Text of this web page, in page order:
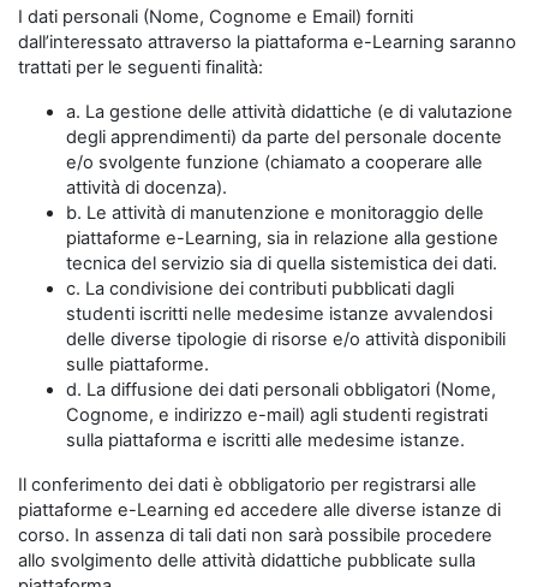
I dati personali (Nome, Cognome e Email) forniti
dall’interessato attraverso la piattaforma e-Learning saranno
trattati per le seguenti finalità:
a. La gestione delle attività didattiche (e di valutazione
degli apprendimenti) da parte del personale docente
e/o svolgente funzione (chiamato a cooperare alle
attività di docenza).
b. Le attività di manutenzione e monitoraggio delle
piattaforme e-Learning, sia in relazione alla gestione
tecnica del servizio sia di quella sistemistica dei dati.
c. La condivisione dei contributi pubblicati dagli
studenti iscritti nelle medesime istanze avvalendosi
delle diverse tipologie di risorse e/o attività disponibili
sulle piattaforme.
d. La diffusione dei dati personali obbligatori (Nome,
Cognome, e indirizzo e-mail) agli studenti registrati
sulla piattaforma e iscritti alle medesime istanze.
Il conferimento dei dati è obbligatorio per registrarsi alle
piattaforme e-Learning ed accedere alle diverse istanze di
corso. In assenza di tali dati non sarà possibile procedere
allo svolgimento delle attività didattiche pubblicate sulla